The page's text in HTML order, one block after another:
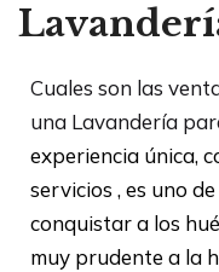
Cuales son las
una Lavandería
experiencia única,
servicios , es uno
conquistar a los
muy prudente a la